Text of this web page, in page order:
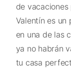
de
Valentín es un
en una de las
ya no habrán
tu casa